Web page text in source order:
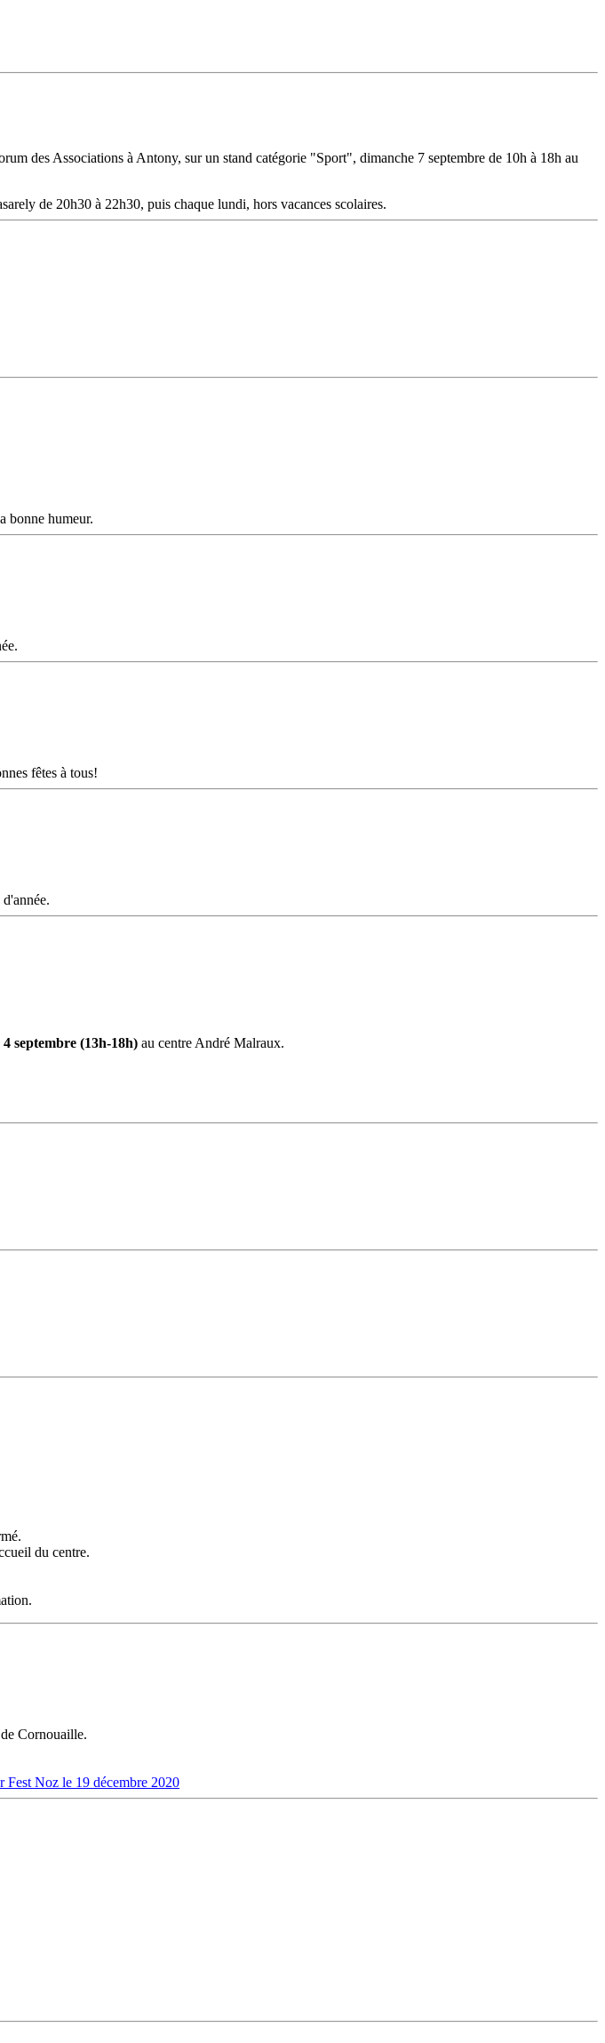
des Associations à Antony, sur un stand catégorie "Sport", dimanche 7 septembre de 10h à 18h au
de 20h30 à 22h30, puis chaque lundi, hors vacances scolaires.
bonne humeur.
fêtes à tous!
septembre (13h-18h) au centre André Malraux.
du centre.
Cornouaille.
Fest Noz le 19 décembre 2020